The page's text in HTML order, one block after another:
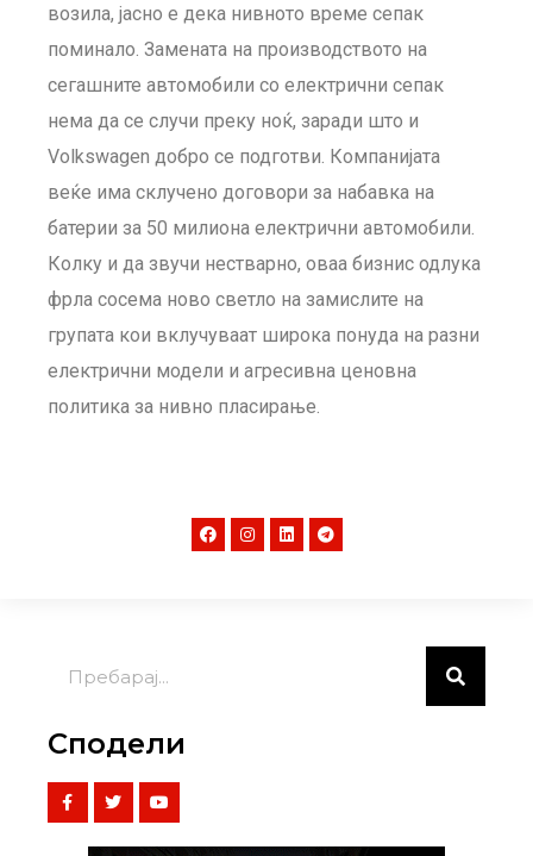
возила, јасно е дека нивното време сепак
поминало. Замената на производството на
сегашните автомобили со електрични сепак
нема да се случи преку ноќ, заради што и
Volkswagen добро се подготви. Компанијата
веќе има склучено договори за набавка на
батерии за 50 милиона електрични автомобили.
Колку и да звучи нестварно, оваа бизнис одлука
фрла сосема ново светло на замислите на
групата кои вклучуваат широка понуда на разни
електрични модели и агресивна ценовна
политика за нивно пласирање.
Сподели